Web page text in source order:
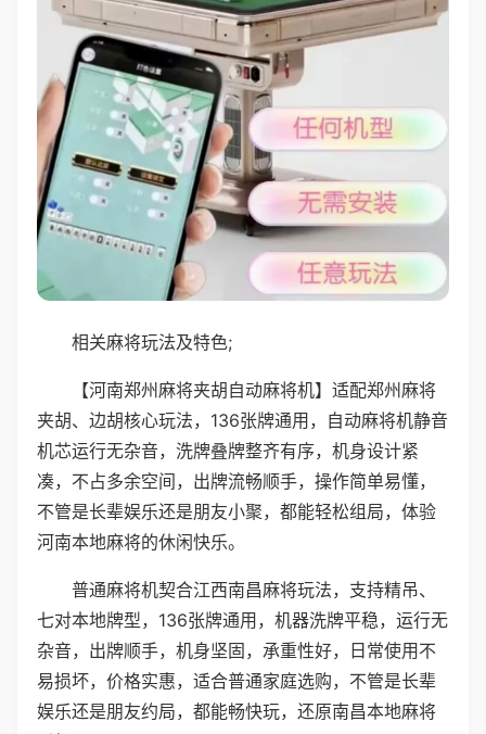
相关麻将玩法及特色;
【河南郑州麻将夹胡自动麻将机】适配郑州麻将
夹胡、边胡核心玩法，136张牌通用，自动麻将机静音
机芯运行无杂音，洗牌叠牌整齐有序，机身设计紧
凑，不占多余空间，出牌流畅顺手，操作简单易懂，
不管是长辈娱乐还是朋友小聚，都能轻松组局，体验
河南本地麻将的休闲快乐。
普通麻将机契合江西南昌麻将玩法，支持精吊、
七对本地牌型，136张牌通用，机器洗牌平稳，运行无
杂音，出牌顺手，机身坚固，承重性好，日常使用不
易损坏，价格实惠，适合普通家庭选购，不管是长辈
娱乐还是朋友约局，都能畅快玩，还原南昌本地麻将